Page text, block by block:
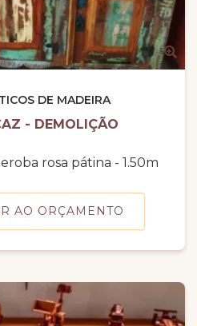
DE MADEIRA
- DEMOLIÇÃO
rosa pátina - 1.50m
AO ORÇAMENTO